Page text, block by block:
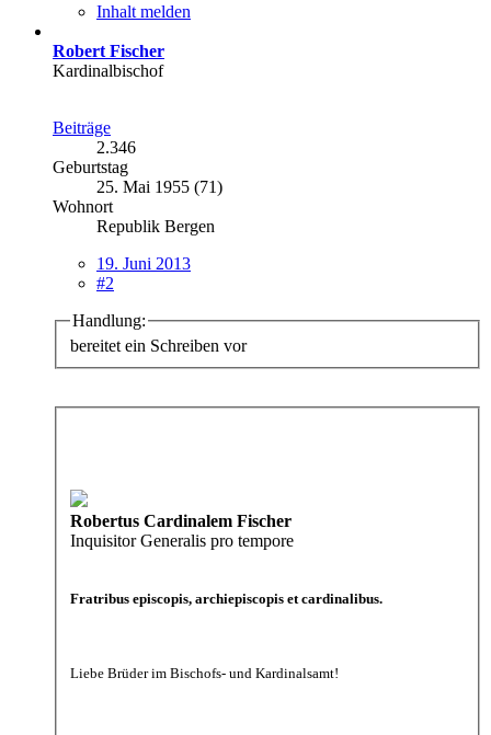
Inhalt melden
Robert Fischer
Kardinalbischof
Beiträge
2.346
Geburtstag
25. Mai 1955 (71)
Wohnort
Republik Bergen
19. Juni 2013
#2
Handlung:
bereitet ein Schreiben vor
Robertus Cardinalem Fischer
Inquisitor Generalis pro tempore
Fratribus episcopis, archiepiscopis et cardinalibus.
Liebe Brüder im Bischofs- und Kardinalsamt!